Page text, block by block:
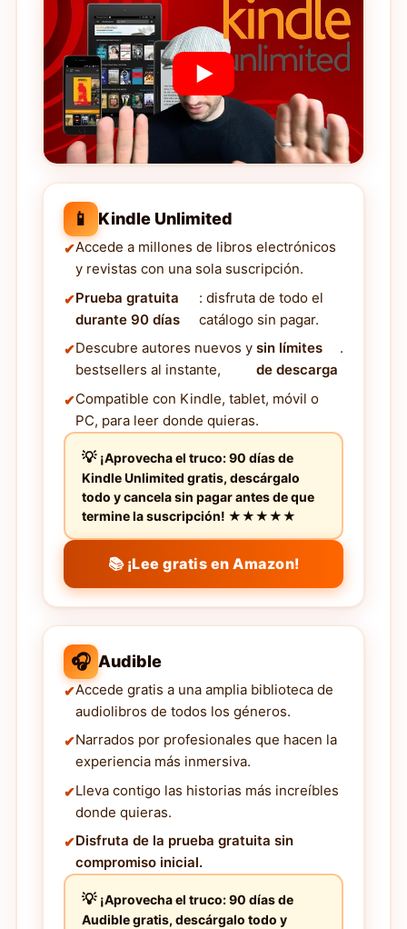
📱 Kindle Unlimited
Accede a millones de libros electrónicos
y revistas con una sola suscripción.
Prueba gratuita
durante 90 días
: disfruta de todo el
catálogo sin pagar.
Descubre autores nuevos y
bestsellers al instante,
sin límites
de descarga
.
Compatible con Kindle, tablet, móvil o
PC, para leer donde quieras.
¡Aprovecha el truco: 90 días de
Kindle Unlimited gratis, descárgalo
todo y cancela sin pagar antes de que
termine la suscripción! ★★★★★
📚 ¡Lee gratis en Amazon!
🎧 Audible
Accede gratis a una amplia biblioteca de
audiolibros de todos los géneros.
Narrados por profesionales que hacen la
experiencia más inmersiva.
Lleva contigo las historias más increíbles
donde quieras.
Disfruta de la prueba gratuita sin
compromiso inicial.
¡Aprovecha el truco: 90 días de
Audible gratis, descárgalo todo y